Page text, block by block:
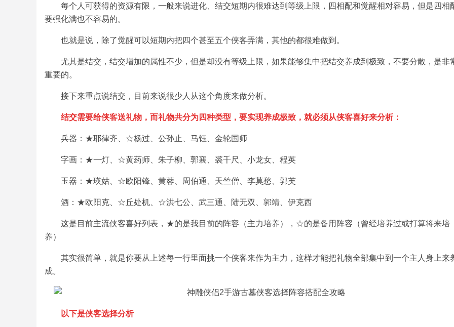
每个人可获得的资源有限，一般来说进化、结交短期内很难达到等级上限，四相配和觉醒相对容易，但是四相
要强化满也不容易的。
也就是说，除了觉醒可以短期内把四个甚至五个侠客弄满，其他的都很难做到。
尤其是结交，结交增加的属性不少，但是却没有等级上限，如果能够集中把结交养成到极致，不要分散，是非
重要的。
接下来重点说结交，目前来说很少人从这个角度来做分析。
结交需要给侠客送礼物，而礼物共分为四种类型，要实现养成极致，就必须从侠客喜好来分析：
兵器：★耶律齐、☆杨过、公孙止、马钰、金轮国师
字画：★一灯、☆黄药师、朱子柳、郭襄、裘千尺、小龙女、程英
玉器：★瑛姑、☆欧阳锋、黄蓉、周伯通、天竺僧、李莫愁、郭芙
酒：★欧阳克、☆丘处机、☆洪七公、武三通、陆无双、郭靖、伊克西
这是目前主流侠客喜好列表，★的是我目前的阵容（主力培养），☆的是备用阵容（曾经培养过或打算将来培
养）
其实很简单，就是你要从上述每一行里面挑一个侠客来作为主力，这样才能把礼物全部集中到一个主人身上来
成。
以下是侠客选择分析